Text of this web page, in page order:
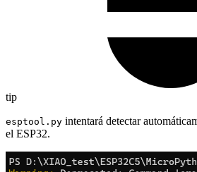
tip
esptool.py intentará detectar
el ESP32.